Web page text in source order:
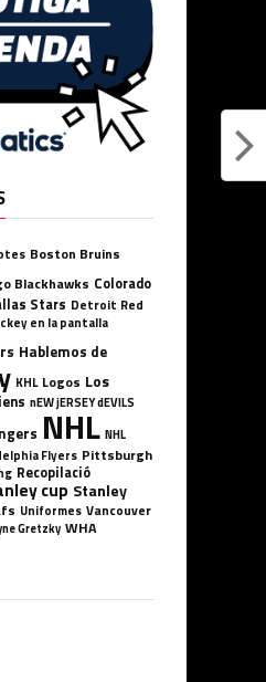
Boston Bruins
Blackhawks Colorado
Stars Detroit Red
en la pantalla
Hablemos de
KHL Logos Los
nEW jERSEY dEVILS
NHL NHL
Flyers Pittsburgh
Recopilació
cup Stanley
Uniformes Vancouver
Gretzky WHA